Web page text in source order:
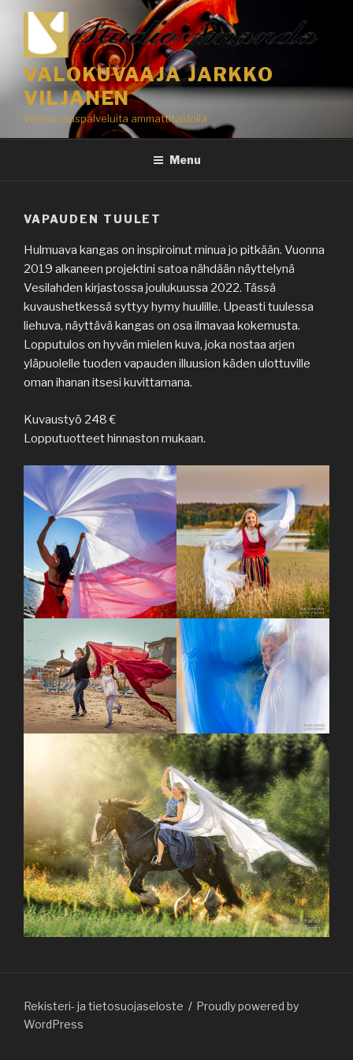
content
VALOKUVAAJA JARKKO
VILJANEN
Valokuvauspalveluita ammattitaidolla
Menu
VAPAUDEN TUULET
Hulmuava kangas on inspiroinut minua jo pitkään. Vuonna
2019 alkaneen projektini satoa nähdään näyttelynä
Vesilahden kirjastossa joulukuussa 2022. Tässä
kuvaushetkessä syttyy hymy huulille. Upeasti tuulessa
liehuva, näyttävä kangas on osa ilmavaa kokemusta.
Lopputulos on hyvän mielen kuva, joka nostaa arjen
yläpuolelle tuoden vapauden illuusion käden ulottuville
oman ihanan itsesi kuvittamana.
Kuvaustyö 248 €
Lopputuotteet hinnaston mukaan.
Rekisteri- ja tietosuojaseloste
Proudly powered by
WordPress